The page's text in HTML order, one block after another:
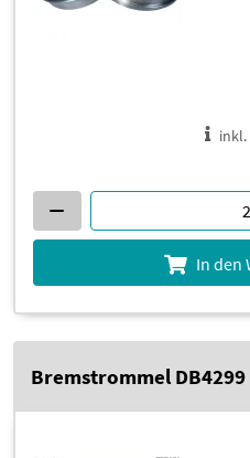
inkl.
In den
Bremstrommel DB4299